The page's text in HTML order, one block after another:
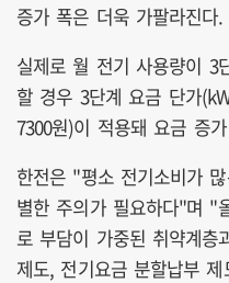
증가 폭은 더욱 가팔라진다.
실제로 월 전기 사용량이 3
할 경우 3단계 요금 단가
7300원)이 적용돼 요금 증
한전은 "평소 전기소비가
별한 주의가 필요하다"며 "
로 부담이 가중된 취약계층
제도, 전기요금 분할납부